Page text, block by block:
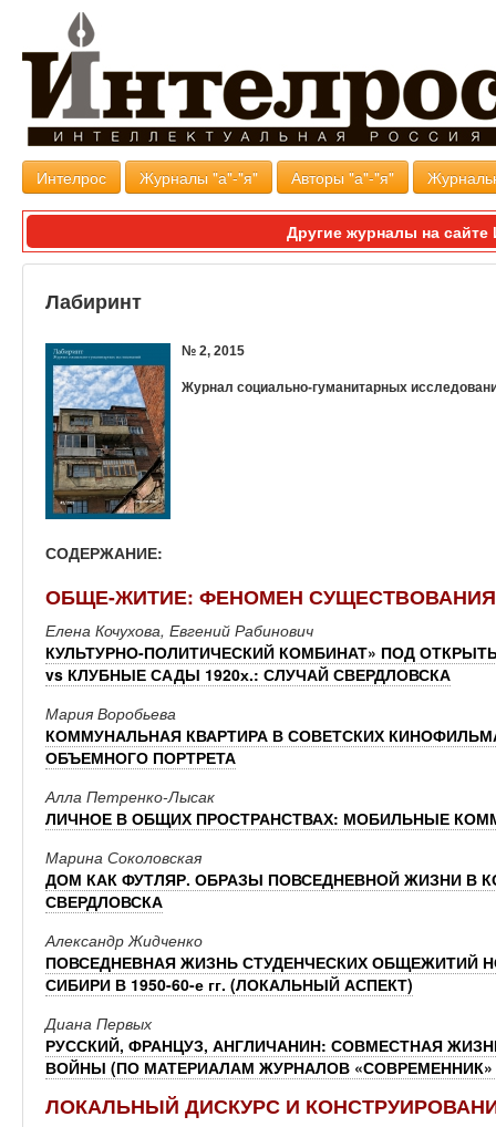
Интелрос Журналы "а"-"я" Авторы "а"-"я"
Другие журналы на
Лабиринт
№ 2, 2015
Журнал социально-гуманитарных
СОДЕРЖАНИЕ:
ОБЩЕ-ЖИТИЕ: ФЕНОМЕН
Елена Кочухова, Евгений Рабинович
КУЛЬТУРНО-ПОЛИТИЧЕСКИЙ КОМБИНАТ» ПОД
vs КЛУБНЫЕ САДЫ 1920х.: СЛУЧАЙ СВЕРДЛОВСКА
Мария Воробьева
КОММУНАЛЬНАЯ КВАРТИРА В СОВЕТСКИХ
ОБЪЕМНОГО ПОРТРЕТА
Алла Петренко-Лысак
ЛИЧНОЕ В ОБЩИХ ПРОСТРАНСТВАХ: МОБИЛЬНЫЕ
Марина Соколовская
ДОМ КАК ФУТЛЯР. ОБРАЗЫ ПОВСЕДНЕВНОЙ ЖИЗНИ В
СВЕРДЛОВСКА
Александр Жидченко
ПОВСЕДНЕВНАЯ ЖИЗНЬ СТУДЕНЧЕСКИХ ОБЩЕЖИТИЙ
СИБИРИ В 1950-60-е гг. (ЛОКАЛЬНЫЙ АСПЕКТ)
Диана Первых
РУССКИЙ, ФРАНЦУЗ, АНГЛИЧАНИН: СОВМЕСТНАЯ
ВОЙНЫ (ПО МАТЕРИАЛАМ ЖУРНАЛОВ
ЛОКАЛЬНЫЙ ДИСКУРС И